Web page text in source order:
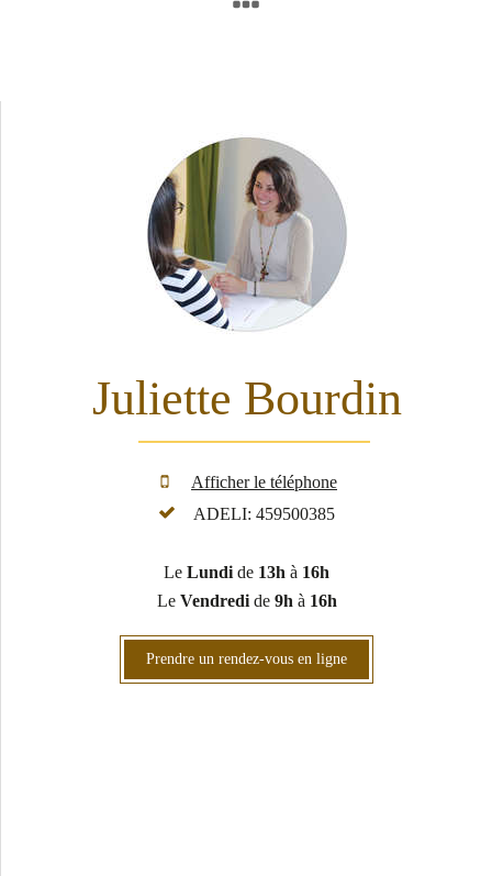
Juliette Bourdin
Afficher le téléphone
ADELI: 459500385
Le Lundi de 13h à 16h
Le Vendredide 9h à 16h
Prendre un rendez-vous en ligne